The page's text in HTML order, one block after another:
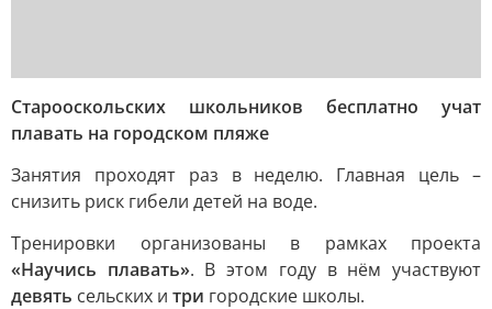
Старооскольских школьников бесплатно учат
плавать на городском пляже
Занятия проходят раз в неделю. Главная цель –
снизить риск гибели детей на воде.
Тренировки организованы в рамках проекта
«Научись плавать». В этом году в нём участвуют
девять сельских и три городские школы.